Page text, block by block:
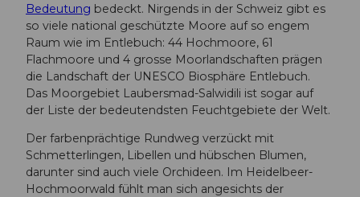
Bedeutung bedeckt. Nirgends in der Schweiz gibt es
so viele national geschützte Moore auf so engem
Raum wie im Entlebuch: 44 Hochmoore, 61
Flachmoore und 4 grosse Moorlandschaften prägen
die Landschaft der UNESCO Biosphäre Entlebuch.
Das Moorgebiet Laubersmad-Salwidili ist sogar auf
der Liste der bedeutendsten Feuchtgebiete der Welt.
Der farbenprächtige Rundweg verzückt mit
Schmetterlingen, Libellen und hübschen Blumen,
darunter sind auch viele Orchideen. Im Heidelbeer-
Hochmoorwald fühlt man sich angesichts der